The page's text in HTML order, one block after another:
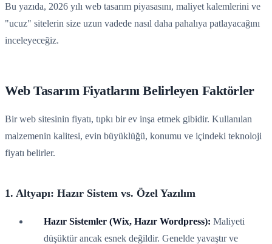
Bu yazıda, 2026 yılı web tasarım piyasasını, maliyet kalemlerini ve
"ucuz" sitelerin size uzun vadede nasıl daha pahalıya patlayacağını
inceleyeceğiz.
Web Tasarım Fiyatlarını Belirleyen Faktörler
Bir web sitesinin fiyatı, tıpkı bir ev inşa etmek gibidir. Kullanılan
malzemenin kalitesi, evin büyüklüğü, konumu ve içindeki teknoloji
fiyatı belirler.
1. Altyapı: Hazır Sistem vs. Özel Yazılım
Hazır Sistemler (Wix, Hazır Wordpress): Maliyeti
düşüktür ancak esnek değildir. Genelde yavaştır ve